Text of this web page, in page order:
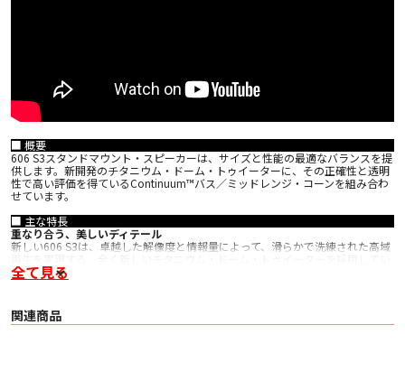
■ 概要
606 S3スタンドマウント・スピーカーは、サイズと性能の最適なバランスを提
供します。新開発のチタニウム・ドーム・トゥイーターに、その正確性と透明
性で高い評価を得ているContinuum™バス／ミッドレンジ・コーンを組み合わ
せています。
■ 主な特長
重なり合う、美しいディテール
新しい606 S3は、卓越した解像度と情報量によって、滑らかで洗練された高域
ます。その結果、お気に入りの音楽をより正確かつ臨場感豊かなサウンドでお
楽しみいただけるようになりました。
本当に驚くべきサウンド本当に素晴らしいサウンド
606 S3には、800 Series Signature用に開発された、音響的な透明度がさらに向
全て見る
関連商品